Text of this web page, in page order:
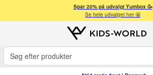
Spar 20% på udvalgt Yumbox 🥳
Se hele udvalget her 🤩